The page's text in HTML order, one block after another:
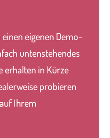
eigenen Demo-
untenstehendes
erhalten in Kürze
probieren
Ihrem